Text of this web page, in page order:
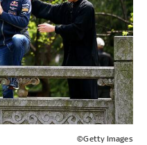
©Getty Images